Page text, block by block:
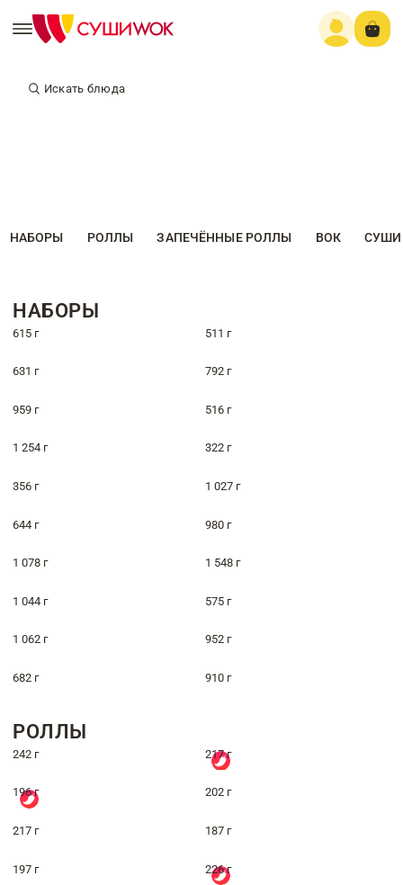
Искать блюда
НАБОРЫ РОЛЛЫ ЗАПЕЧЁННЫЕ РОЛЛЫ ВОК СУШИ
НАБОРЫ
615 г 511 г
631 г 792 г
959 г 516 г
1 254 г 322 г
356 г 1 027 г
644 г 980 г
1 078 г 1 548 г
1 044 г 575 г
1 062 г 952 г
682 г 910 г
РОЛЛЫ
242 г 217 г
196 г 202 г
217 г 187 г
197 г 226 г